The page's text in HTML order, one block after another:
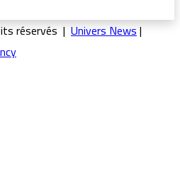
réservés |Univers News|